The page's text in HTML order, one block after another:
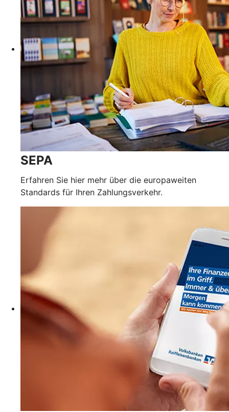
SEPA
Erfahren Sie hier mehr über die europaweiten
Standards für Ihren Zahlungsverkehr.